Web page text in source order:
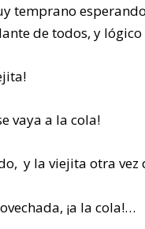
temprano
de todos, y
vaya a la cola!
y la viejita otra vez
¡a la cola!…